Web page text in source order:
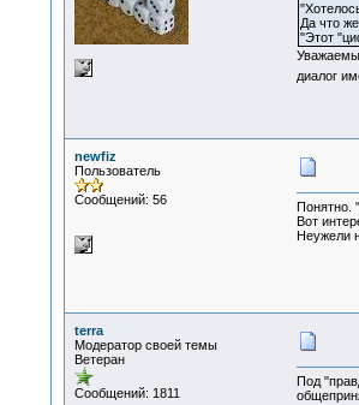
Да что
"Этот
диалог
newfiz
Пользователь
Сообщений: 56
Понятно.
Вот
Неужели
terra
Модератор своей темы
Ветеран
Сообщений: 1811
Под